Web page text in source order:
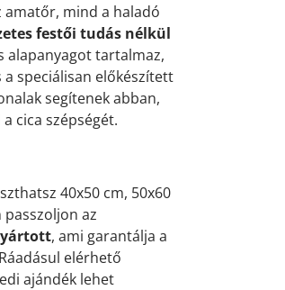
amatőr, mind a haladó
festői tudás nélkül
alapanyagot tartalmaz,
a speciálisan előkészített
segítenek abban,
cica szépségét.
40x50 cm, 50x60
passzoljon az
, ami garantálja a
elérhető
ajándék lehet